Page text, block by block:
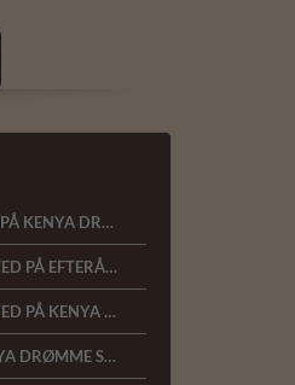
FRA REJSELEDER ANNE MASON PÅ KENYA DRØMME SAFARI 15.1.2023
FRA REJSELEDER JESPER HORSTED PÅ EFTERÅRSSAFARI I KENYA, 18.10.2022
FRA REJSELEDER JESPER HORSTED PÅ KENYA FAMILIESAFARI, 13.10.2022
FRA REJSELEDER ANNA PÅ KENYA DRØMME SAFARI 11.07.22